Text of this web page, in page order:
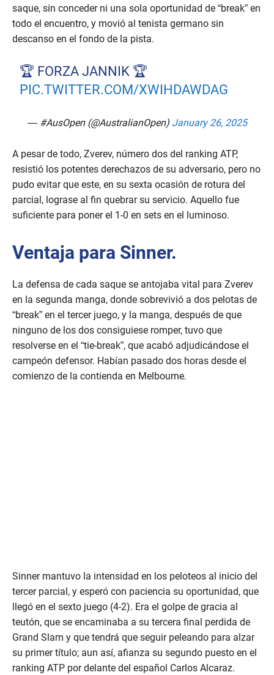
saque, sin conceder ni una sola oportunidad de “break” en
todo el encuentro, y movió al tenista germano sin
descanso en el fondo de la pista.
🏆 FORZA JANNIK 🏆
PIC.TWITTER.COM/XWIHDAWDAG
— #AusOpen (@AustralianOpen) January 26, 2025
A pesar de todo, Zverev, número dos del ranking ATP,
resistió los potentes derechazos de su adversario, pero no
pudo evitar que este, en su sexta ocasión de rotura del
parcial, lograse al fin quebrar su servicio. Aquello fue
suficiente para poner el 1-0 en sets en el luminoso.
Ventaja para Sinner.
La defensa de cada saque se antojaba vital para Zverev
en la segunda manga, donde sobrevivió a dos pelotas de
“break” en el tercer juego, y la manga, después de que
ninguno de los dos consiguiese romper, tuvo que
resolverse en el “tie-break”, que acabó adjudicándose el
campeón defensor. Habían pasado dos horas desde el
comienzo de la contienda en Melbourne.
Sinner mantuvo la intensidad en los peloteos al inicio del
tercer parcial, y esperó con paciencia su oportunidad, que
llegó en el sexto juego (4-2). Era el golpe de gracia al
teutón, que se encaminaba a su tercera final perdida de
Grand Slam y que tendrá que seguir peleando para alzar
su primer título; aun así, afianza su segundo puesto en el
ranking ATP por delante del español Carlos Alcaraz.